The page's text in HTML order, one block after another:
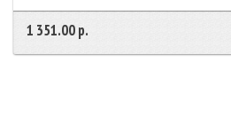
1 351.00 р.